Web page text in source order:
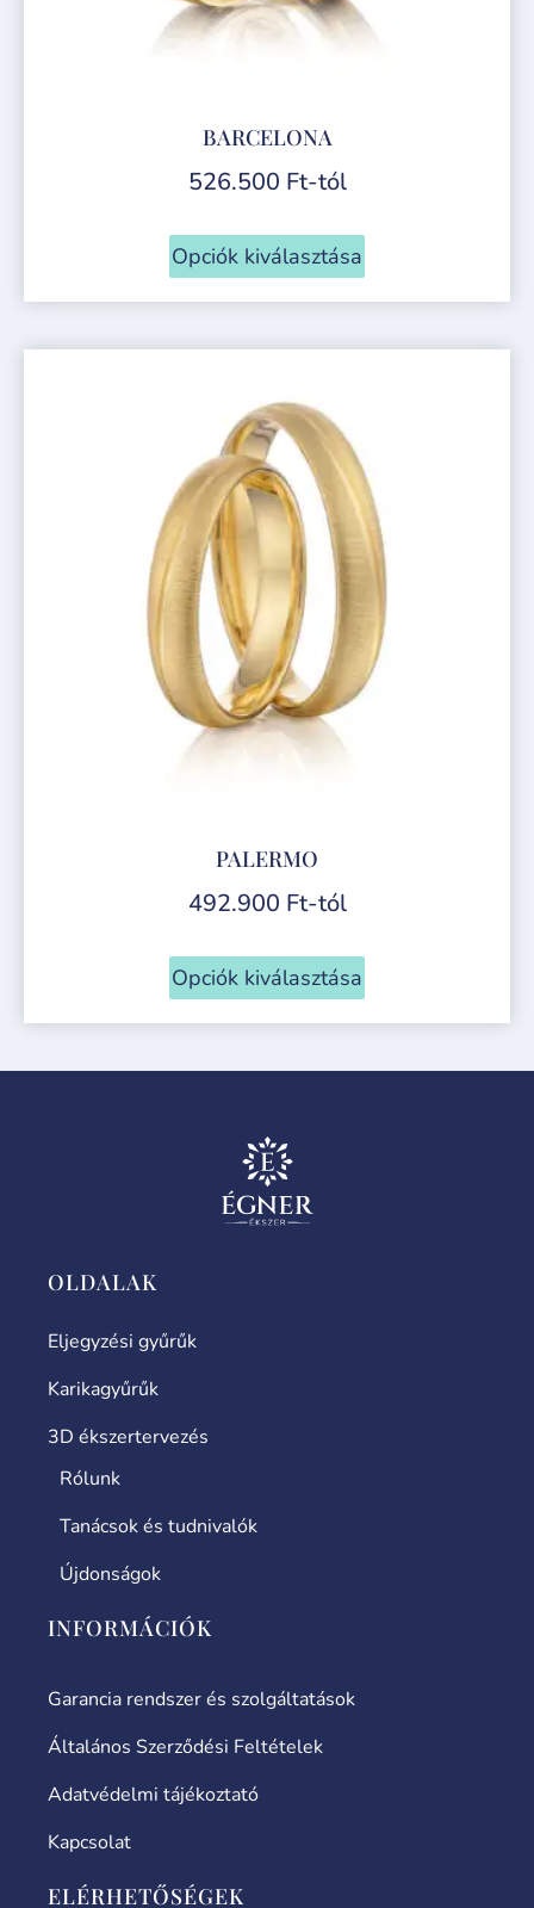
BARCELONA
526.500 Ft-tól
Opciók kiválasztása
PALERMO
492.900 Ft-tól
Opciók kiválasztása
OLDALAK
Eljegyzési gyűrűk
Karikagyűrűk
3D ékszertervezés
Rólunk
Tanácsok és tudnivalók
Újdonságok
INFORMÁCIÓK
Garancia rendszer és szolgáltatások
Általános Szerződési Feltételek
Adatvédelmi tájékoztató
Kapcsolat
ELÉRHETŐSÉGEK